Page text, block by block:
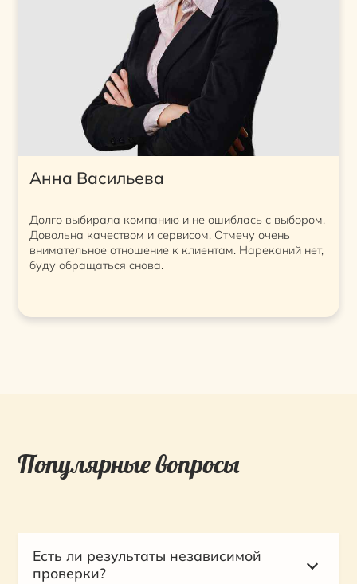
Анна Васильева
Долго выбирала компанию и не ошиблась с выбором.
Довольна качеством и сервисом. Отмечу очень
внимательное отношение к клиентам. Нареканий нет,
буду обращаться снова.
Популярные вопросы
Есть ли результаты независимой
проверки?